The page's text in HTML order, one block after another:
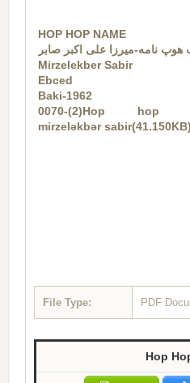
HOP HOP NAME
نامه-میرزا علی اکبر صابر
Mirzelekber Sabir
Ebced
Baki-1962
0070-(2)Hop hop
mirzeləkbər sabir(41.150KB)
File Type: PDF
Hop